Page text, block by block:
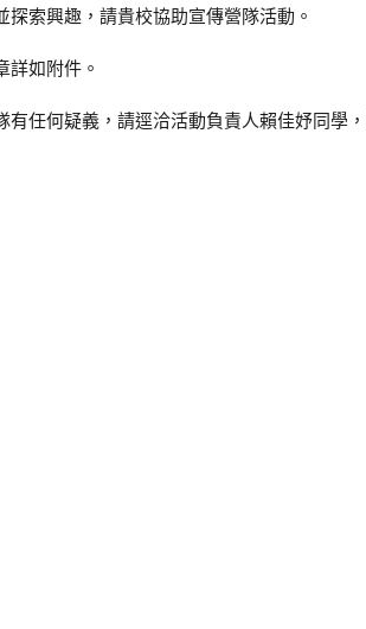
探索興趣，請貴校協助宣傳營隊活動。
詳如附件。
有任何疑義，請逕洽活動負責人賴佳妤同學